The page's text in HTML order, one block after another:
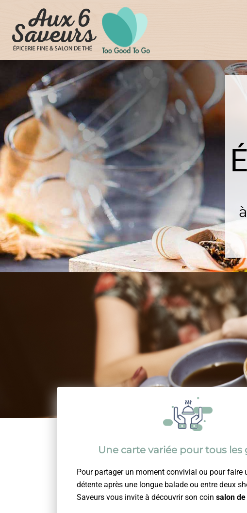
Une carte variée pour tous les
Pour partager un moment convivial ou pour faire
détente après une longue balade ou entre deux
Saveurs vous invite à découvrir son coin salon